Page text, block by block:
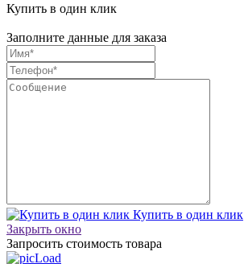
Купить в один клик
Заполните данные для заказа
Купить в один клик
Закрыть окно
Запросить стоимость товара